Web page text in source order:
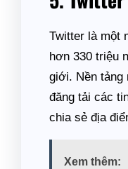
Twitter là một
hơn 330 triệu
giới. Nền tảng
đăng tải các
chia sẻ địa
Xem thêm: